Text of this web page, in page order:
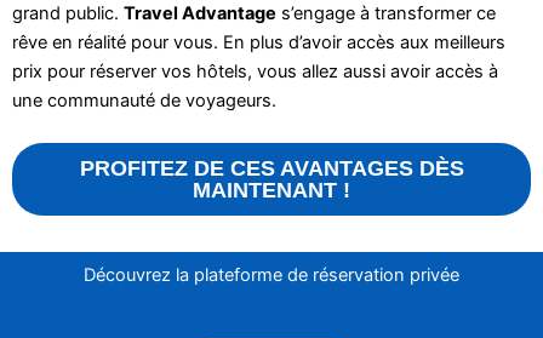
grand public. Travel Advantage s’engage à transformer ce
rêve en réalité pour vous. En plus d’avoir accès aux meilleurs
prix pour réserver vos hôtels, vous allez aussi avoir accès à
une communauté de voyageurs.
PROFITEZ DE CES AVANTAGES DÈS
MAINTENANT !
Découvrez la plateforme de réservation privée